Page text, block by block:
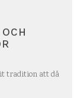
tradition att då